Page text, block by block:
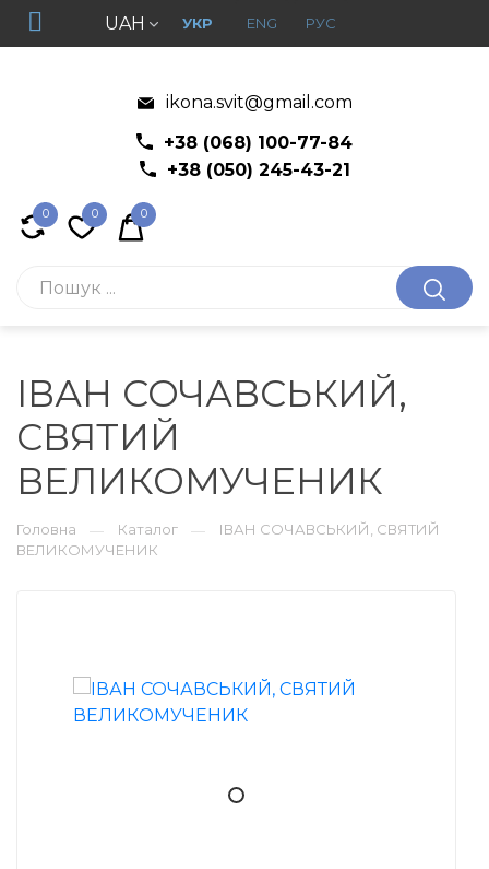
UAH УКР ENG РУС
ikona.svit@gmail.com
+38 (068) 100-77-84
+38 (050) 245-43-21
0 0 0
ІВАН СОЧАВСЬКИЙ,
СВЯТИЙ
ВЕЛИКОМУЧЕНИК
Головна — Каталог —
ІВАН СОЧАВСЬКИЙ, СВЯТИЙ
ВЕЛИКОМУЧЕНИК